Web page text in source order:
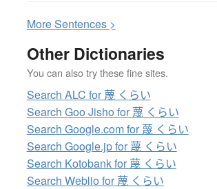
MoreSentences >
Other Dictionaries
You can also try these fine sites.
Search ALC for 蔑 くらい
Search Goo Jisho for 蔑 くらい
Search Google.com for 蔑 くらい
Search Google.jp for 蔑 くらい
Search Kotobank for 蔑 くらい
Search Weblio for 蔑 くらい